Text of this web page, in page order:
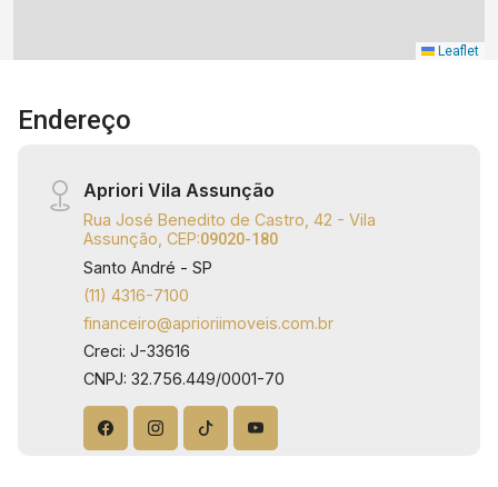
Leaflet
Endereço
Apriori Vila Assunção
Rua José Benedito de Castro, 42 - Vila
Assunção, CEP:09020-180
Santo André - SP
(11) 4316-7100
financeiro@aprioriimoveis.com.br
Creci: J-33616
CNPJ: 32.756.449/0001-70